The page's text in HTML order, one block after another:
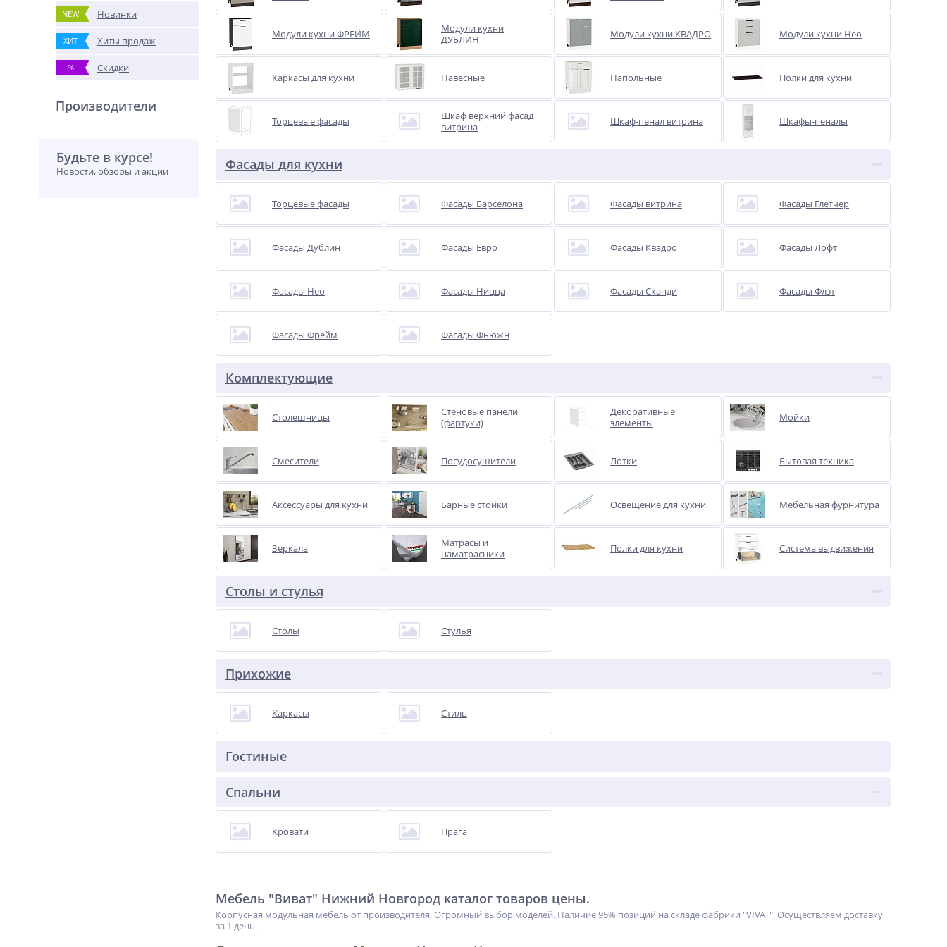
NEW Новинки
ХИТ Хиты продаж
% Скидки
Производители
Будьте в курсе!
Новости, обзоры и акции
Модули кухни ФРЕЙМ
Модули кухни
ДУБЛИН
Модули кухни КВАДРО Модули кухни Нео
Каркасы для кухни Навесные Напольные Полки для кухни
Торцевые фасады
Шкаф верхний фасад
витрина
Шкаф-пенал витрина Шкафы-пеналы
Фасады для кухни
Торцевые фасады Фасады Барселона Фасады витрина Фасады Глетчер
Фасады Дублин Фасады Евро Фасады Квадро Фасады Лофт
Фасады Нео Фасады Ницца Фасады Сканди Фасады Флэт
Фасады Фрейм Фасады Фьюжн
Комплектующие
Столешницы
Стеновые панели
(фартуки)
Декоративные
элементы
Мойки
Смесители Посудосушители Лотки Бытовая техника
Аксессуары для кухни Барные стойки Освещение для кухни Мебельная фурнитура
Зеркала
Матрасы и
наматрасники
Полки для кухни Система выдвижения
Столы и стулья
Столы Стулья
Прихожие
Каркасы Стиль
Гостиные
Спальни
Кровати Прага
Мебель "Виват" Нижний Новгород каталог товаров цены.
Корпусная модульная мебель от производителя. Огромный выбор моделей. Наличие 95% позиций на складе фабрики "VIVAT". Осуществляем доставку
за 1 день.